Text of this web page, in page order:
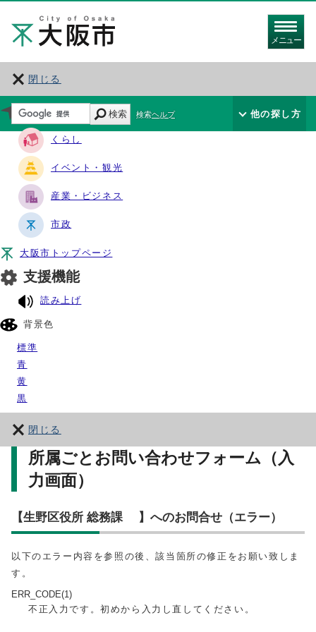
メニュー
閉じる
サイト・ナビ
くらし
イベント・観光
産業・ビジネス
市政
大阪市トップページ
支援機能
読み上げ
背景色
標準
青
黄
黒
閉じる
検索 検索ヘルプ 他の探し方
所属ごとお問い合わせフォーム（入
力画面）
【生野区役所 総務課 】へのお問合せ（エラー）
以下のエラー内容を参照の後、該当箇所の修正をお願い致しま
す。
ERR_CODE(1)
不正入力です。初めから入力し直してください。